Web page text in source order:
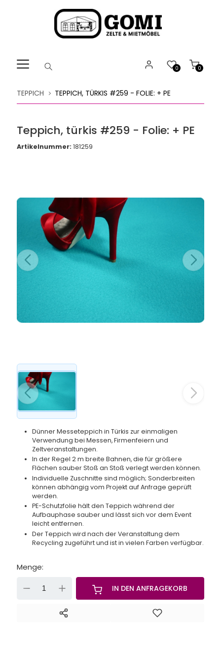
Barrierefreiheitsmenü
0
0
TEPPICH TEPPICH, TÜRKIS #259 - FOLIE: + PE
Teppich, türkis #259 - Folie: + PE
Artikelnummer: 181259
Dünner Messeteppich in Türkis zur einmaligen
Verwendung bei Messen, Firmenfeiern und
Zeltveranstaltungen.
In der Regel 2 m breite Bahnen, die für größere
Flächen sauber Stoß an Stoß verlegt werden können.
Individuelle Zuschnitte sind möglich; Sonderbreiten
können abhängig vom Projekt auf Anfrage geprüft
werden.
PE-Schutzfolie hält den Teppich während der
Aufbauphase sauber und lässt sich vor dem Event
leicht entfernen.
Der Teppich wird nach der Veranstaltung dem
Recycling zugeführt und ist in vielen Farben verfügbar.
Menge:
IN DEN ANFRAGEKORB